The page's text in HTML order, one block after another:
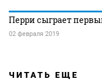
Перри сыграет
02 февраля 2019
ЧИТАТЬ ЕЩЕ